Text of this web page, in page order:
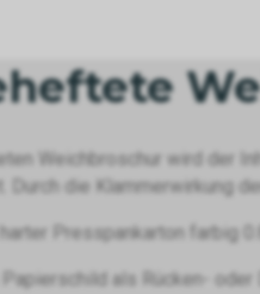
Weichbroschur wird der
Durch die Klammerwirkung
Presspankarton farbig
Papierschild als Rücken-